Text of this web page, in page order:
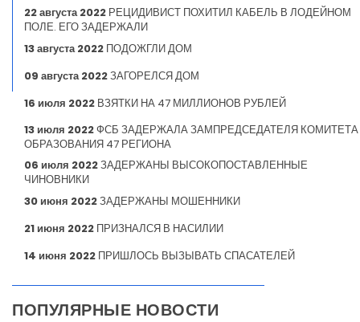
22 августа 2022 РЕЦИДИВИСТ ПОХИТИЛ КАБЕЛЬ В ЛОДЕЙНОМ
ПОЛЕ. ЕГО ЗАДЕРЖАЛИ
13 августа 2022 ПОДОЖГЛИ ДОМ
09 августа 2022ЗАГОРЕЛСЯ ДОМ
16 июля 2022 ВЗЯТКИ НА 47 МИЛЛИОНОВ РУБЛЕЙ
13 июля 2022ФСБ ЗАДЕРЖАЛА ЗАМПРЕДСЕДАТЕЛЯ КОМИТЕТА
ОБРАЗОВАНИЯ 47 РЕГИОНА
06 июля 2022ЗАДЕРЖАНЫ ВЫСОКОПОСТАВЛЕННЫЕ
ЧИНОВНИКИ
30 июня 2022ЗАДЕРЖАНЫ МОШЕННИКИ
21 июня 2022 ПРИЗНАЛСЯ В НАСИЛИИ
14 июня 2022 ПРИШЛОСЬ ВЫЗЫВАТЬ СПАСАТЕЛЕЙ
ПОПУЛЯРНЫЕ НОВОСТИ